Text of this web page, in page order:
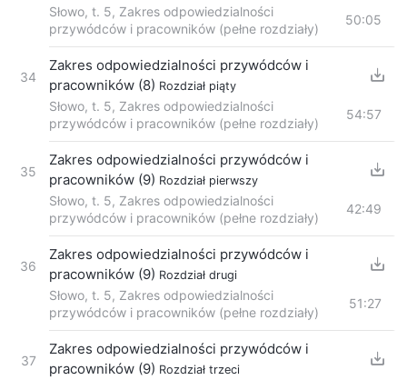
Słowo, t. 5, Zakres odpowiedzialności
przywódców i pracowników (pełne rozdziały)
50:05
34
Zakres odpowiedzialności przywódców i
pracowników (8) Rozdział piąty
Słowo, t. 5, Zakres odpowiedzialności
przywódców i pracowników (pełne rozdziały)
54:57
35
Zakres odpowiedzialności przywódców i
pracowników (9) Rozdział pierwszy
Słowo, t. 5, Zakres odpowiedzialności
przywódców i pracowników (pełne rozdziały)
42:49
36
Zakres odpowiedzialności przywódców i
pracowników (9) Rozdział drugi
Słowo, t. 5, Zakres odpowiedzialności
przywódców i pracowników (pełne rozdziały)
51:27
37
Zakres odpowiedzialności przywódców i
pracowników (9) Rozdział trzeci